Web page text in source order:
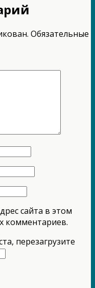
Обязательные
сайта в этом
комментариев.
перезагрузите